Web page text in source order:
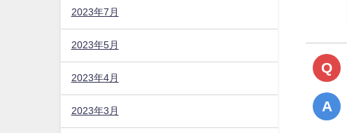
2023年7月
2023年5月
2023年4月
2023年3月